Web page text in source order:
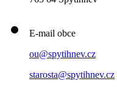
E-mail obce
ou@spytihnev.cz
starosta@spytihnev.cz